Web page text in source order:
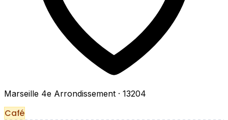
Marseille 4e Arrondissement · 13204
Café